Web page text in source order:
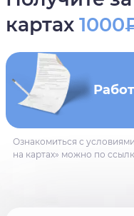
картах
Ознакомиться с
на картах» можно по